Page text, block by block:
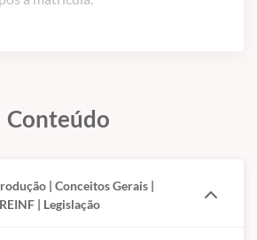
Conteúdo
| Conceitos Gerais |
| Legislação